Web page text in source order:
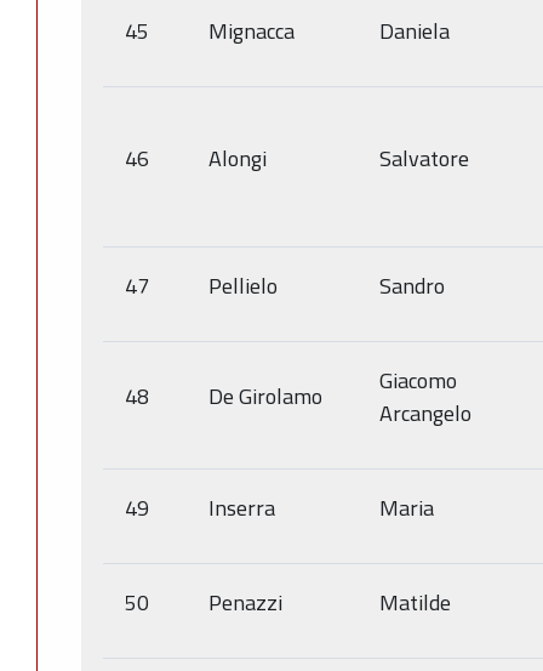
45 Mignacca Daniela
46 Alongi Salvatore
47 Pellielo Sandro
48 De Girolamo
Giacomo
Arcangelo
49 Inserra Maria
50 Penazzi Matilde